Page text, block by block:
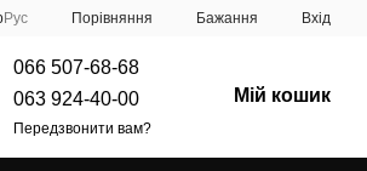
Рус Порівняння Бажання Вхід
066 507-68-68
063 924-40-00
Передзвонити вам?
Мій кошик